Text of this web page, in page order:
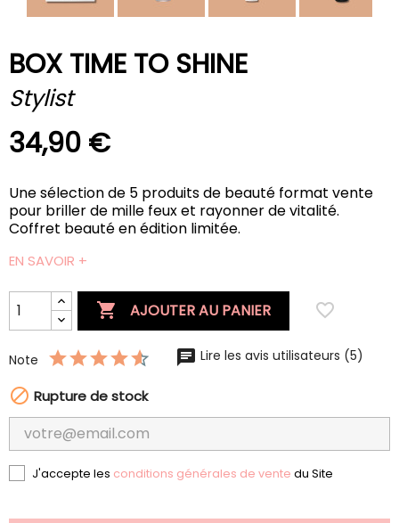
BOX TIME TO SHINE
Stylist
34,90 €
Une sélection de 5 produits de beauté format vente
pour briller de mille feux et rayonner de vitalité.
Coffret beauté en édition limitée.
EN SAVOIR +
 AJOUTER AU PANIER favorite_border
Note Lire les avis utilisateurs (5)
 Rupture de stock
J'accepte les conditions générales de vente du Site